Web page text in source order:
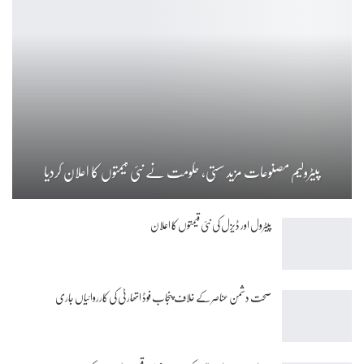
پیٹرولیم مصنوعات مزید سستی، حکومت نے نئی قیمتوں کا اعلان کردیا
پیٹرول اور ڈیزل کی نئی قیمتوں کا اعلان
صحت دشمن عناصر کے خلاف پنجاب فوڈ اتھارٹی کی کارروائیاں جاری